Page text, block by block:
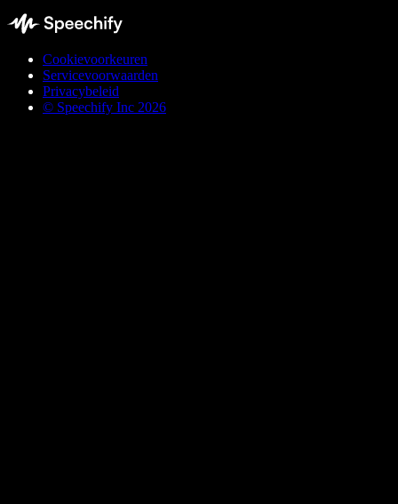
Cookievoorkeuren
Servicevoorwaarden
Privacybeleid
© Speechify Inc 2026